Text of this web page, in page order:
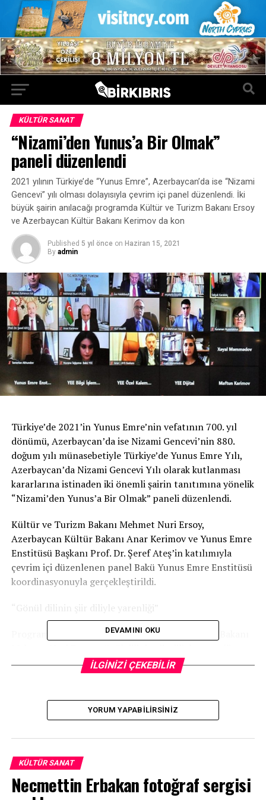
KÜLTÜR SANAT
“Nizami’den Yunus’a Bir Olmak”
paneli düzenlendi
2021 yılının Türkiye’de “Yunus Emre”, Azerbaycan’da ise “Nizami
Gencevi” yılı olması dolayısıyla çevrim içi panel düzenlendi. İki
büyük şairin anılacağı programda Kültür ve Turizm Bakanı Ersoy
ve Azerbaycan Kültür Bakanı Kerimov da kon
Published 5 yıl önce on Haziran 15, 2021
By admin
Türkiye’de 2021’in Yunus Emre’nin vefatının 700. yıl
dönümü, Azerbaycan’da ise Nizami Gencevi’nin 880.
doğum yılı münasebetiyle Türkiye’de Yunus Emre Yılı,
Azerbaycan’da Nizami Gencevi Yılı olarak kutlanması
kararlarına istinaden iki önemli şairin tanıtımına yönelik
“Nizami’den Yunus’a Bir Olmak” paneli düzenlendi.
Kültür ve Turizm Bakanı Mehmet Nuri Ersoy,
Azerbaycan Kültür Bakanı Anar Kerimov ve Yunus Emre
Enstitüsü Başkanı Prof. Dr. Şeref Ateş’in katılımıyla
çevrim içi düzenlenen panel Bakü Yunus Emre Enstitüsü
koordinasyonuyla gerçekleştirildi.
“Gönül dilinin şiir diliyle yarenliği”
Programın açılışında konuşan Kültür ve Turizm Bakanı
ettiği güzel bir birlikteliğe eşlik etmekten duyduğu
memnuniyeti dile getirerek sözlerine başladı.
Türk dünyası edebiyatının iki büyük şairi için hazırlanan
panelin bizi bize anlatmak için büyük bir fırsat olduğuna
izini taşıyan ve yaşatan toprakların muazzam bir
sürdürdü:
DEVAMINI OKU
İLGİNİZİ ÇEKEBİLİR
YORUM YAPABILIRSINIZ
KÜLTÜR SANAT
Necmettin Erbakan fotoğraf sergisi